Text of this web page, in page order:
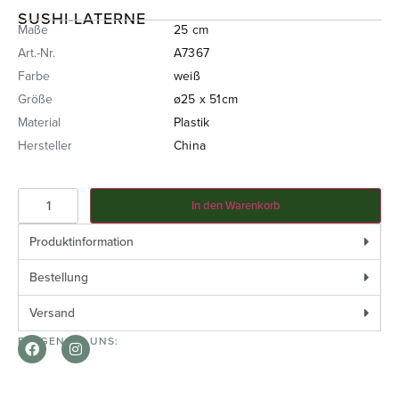
SUSHI-LATERNE
Maße
25 cm
Art.-Nr.
A7367
Farbe
weiß
Größe
ø25 x 51cm
Material
Plastik
Hersteller
China
In den Warenkorb
Produktinformation
Bestellung
Versand
FOLGEN SIE UNS: